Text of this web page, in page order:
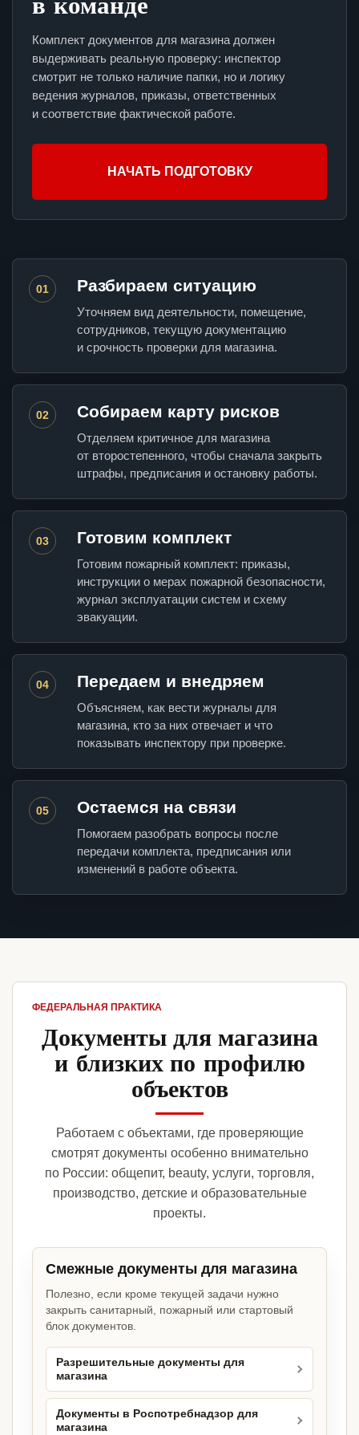
Комплект документов для магазина должен
выдерживать реальную проверку: инспектор
смотрит не только наличие папки, но и логику
ведения журналов, приказы, ответственных
и соответствие фактической работе.
НАЧАТЬ ПОДГОТОВКУ
01 Разбираем ситуацию
Уточняем вид деятельности, помещение,
сотрудников, текущую документацию
и срочность проверки для магазина.
02 Собираем карту рисков
Отделяем критичное для магазина
от второстепенного, чтобы сначала закрыть
штрафы, предписания и остановку работы.
03 Готовим комплект
Готовим пожарный комплект: приказы,
инструкции о мерах пожарной безопасности,
журнал эксплуатации систем и схему
эвакуации.
04 Передаем и внедряем
Объясняем, как вести журналы для
магазина, кто за них отвечает и что
показывать инспектору при проверке.
05 Остаемся на связи
Помогаем разобрать вопросы после
передачи комплекта, предписания или
изменений в работе объекта.
ФЕДЕРАЛЬНАЯ ПРАКТИКА
Документы для магазина
и близких по профилю
объектов
Работаем с объектами, где проверяющие
смотрят документы особенно внимательно
по России: общепит, beauty, услуги, торговля,
производство, детские и образовательные
проекты.
Смежные документы для магазина
Полезно, если кроме текущей задачи нужно
закрыть санитарный, пожарный или стартовый
блок документов.
Разрешительные документы для
магазина
Документы в Роспотребнадзор для
магазина